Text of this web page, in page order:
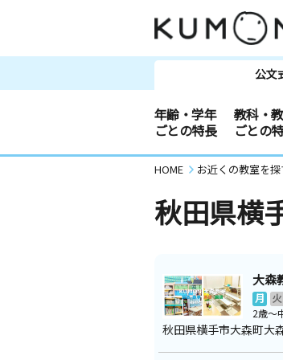
公文
年齢・学年
ごとの特長
教科・
ごとの
HOME お近くの教室を探
秋田県横
大森
月 火
2歳～
秋田県横手市大森町大